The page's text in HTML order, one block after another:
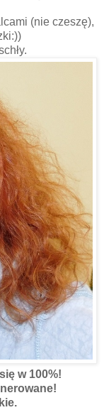
(nie czeszę),
w 100%!